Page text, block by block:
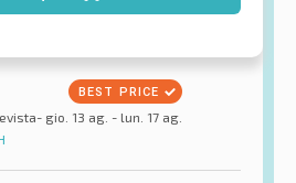
gio. 13 ag. - lun. 17 ag.